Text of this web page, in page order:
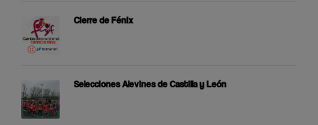
Cierre de Fénix
Selecciones Alevines de Castilla y León